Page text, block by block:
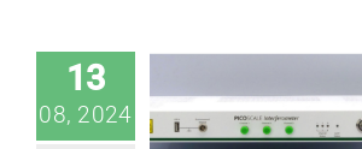
13
08, 2024